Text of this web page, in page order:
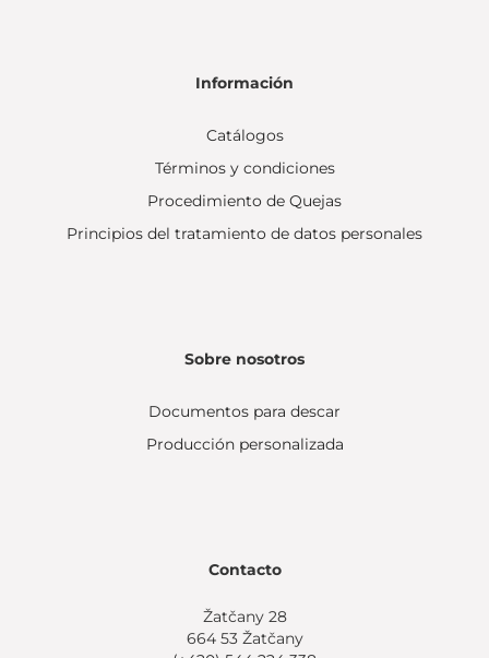
Información
Catálogos
Términos y condiciones
Procedimiento de Quejas
Principios del tratamiento de datos personales
Sobre nosotros
Documentos para descar
Producción personalizada
Contacto
Žatčany 28
664 53 Žatčany